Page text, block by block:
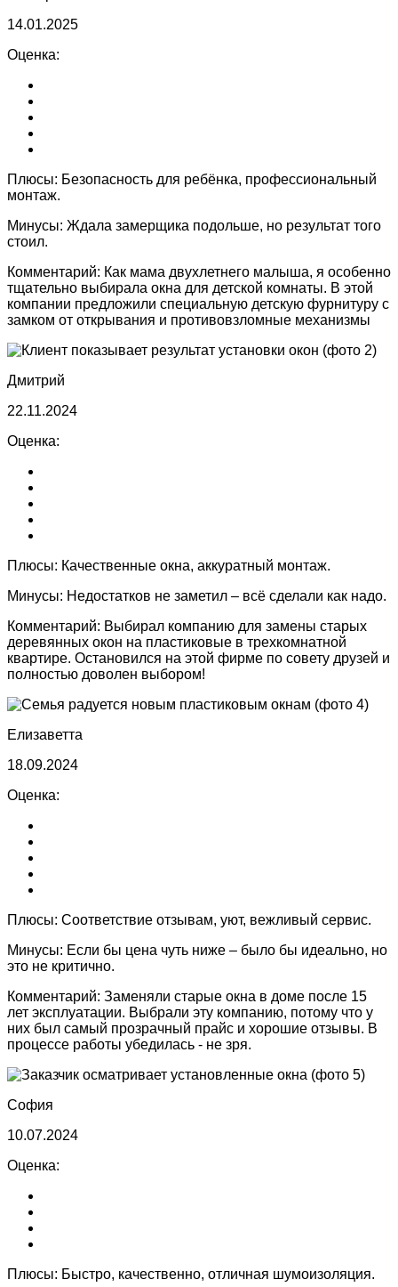
14.01.2025
Оценка:
Плюсы: Безопасность для ребёнка, профессиональный
монтаж.
Минусы: Ждала замерщика подольше, но результат того
стоил.
Комментарий: Как мама двухлетнего малыша, я особенно
тщательно выбирала окна для детской комнаты. В этой
компании предложили специальную детскую фурнитуру с
замком от открывания и противовзломные механизмы
Дмитрий
22.11.2024
Оценка:
Плюсы: Качественные окна, аккуратный монтаж.
Минусы: Недостатков не заметил – всё сделали как надо.
Комментарий: Выбирал компанию для замены старых
деревянных окон на пластиковые в трехкомнатной
квартире. Остановился на этой фирме по совету друзей и
полностью доволен выбором!
Елизаветта
18.09.2024
Оценка:
Плюсы: Соответствие отзывам, уют, вежливый сервис.
Минусы: Если бы цена чуть ниже – было бы идеально, но
это не критично.
Комментарий: Заменяли старые окна в доме после 15
лет эксплуатации. Выбрали эту компанию, потому что у
них был самый прозрачный прайс и хорошие отзывы. В
процессе работы убедилась - не зря.
София
10.07.2024
Оценка:
Плюсы: Быстро, качественно, отличная шумоизоляция.